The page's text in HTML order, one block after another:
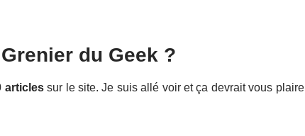
du Geek ?
articlessur le site. Je suis allé voir et ça devrait vous plaire